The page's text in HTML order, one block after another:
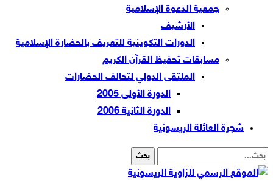
جمعية الدعوة الإسلامية
الأرشيف
الدورات التكوينية للتعريف بالحضارة الإسلامية
مسابقات تحفيظ القرآن الكريم
الملتقى الدولي لتحالف الحضارات
الدورة الأولى 2005
الدورة الثانية 2006
شجرة العائلة الريسونية